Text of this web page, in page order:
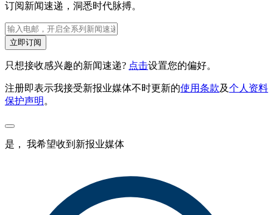
订阅新闻速递，洞悉时代脉搏。
立即订阅
只想接收感兴趣的新闻速递? 点击设置您的偏好。
注册即表示我接受新报业媒体不时更新的使用条款及个人资料
保护声明 。
是， 我希望收到新报业媒体